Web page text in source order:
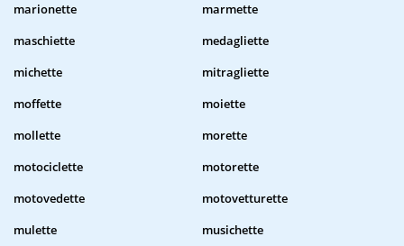
marionette
marmette
maschiette
medagliette
michette
mitragliette
moffette
moiette
mollette
morette
motociclette
motorette
motovedette
motovetturette
mulette
musichette